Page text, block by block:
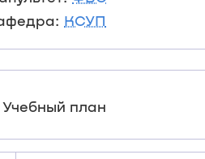
КСУП
Учебный план